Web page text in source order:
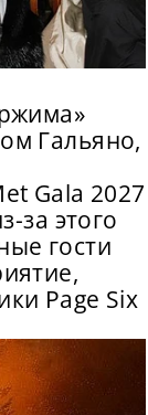
Гальяно,
Gala 2027
за этого
гости
Page Six